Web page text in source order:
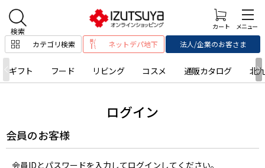
カテゴリ検索 ネットデパ地下 法人/企業のお客さま
ギフト フード リビング コスメ 通販カタログ 北
ログイン
会員のお客様
会員IDとパスワードを入力してログインしてください。